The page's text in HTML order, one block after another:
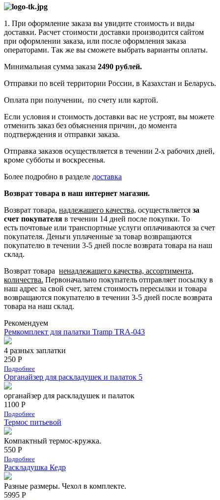
1. При оформление заказа вы увидите стоимость и виды
доставки. Расчет стоимости доставки производится сайтом
при оформлении заказа, или после оформления заказа
операторами. Так же вы сможете выбрать варианты оплаты.
Минимальная сумма заказа 2490 рублей.
Отправки по всей территории России, в Казахстан и Беларусь.
Оплата при получении, по счету или картой.
Если условия и стоимость доставки вас не устроят, вы можете
отменить заказ без объяснения причин, до момента
подтверждения и отправки заказа.
Отправка заказов осуществляется в течении 2-х рабочих дней,
кроме субботы и воскресенья.
Более подробно в разделе доставка
Возврат товара в наш интернет магазин.
Возврат товара, надлежащего качества, осуществляется за
счет покупателя в течении 14 дней после покупки. То
есть почтовые или транспортные услуги оплачиваются за счет
покупателя. Деньги уплаченные за товар возвращаются
покупателю в течении 3-5 дней после возврата товара на наш
склад.
Возврат товара ненадлежащего качества, ассортимента,
количества. Первоначально покупатель отправляет посылку в
наш адрес за свой счет, затем стоимость пересылки и товара
возвращаются покупателю в течении 3-5 дней после возврата
товара на наш склад.
Рекомендуем
Ремкомплект для палатки Tramp TRA-043
4 разных заплатки
250 Р
Подробнее
Органайзер для раскладушек и палаток 5
органайзер для раскладушек и палаток
1100 Р
Подробнее
Термос питьевой
Компактный термос-кружка.
550 Р
Подробнее
Раскладушка Кедр
Разные размеры. Чехол в комплекте.
5995 Р